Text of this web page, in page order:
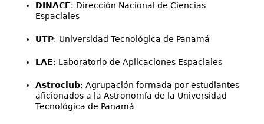
DINACE: Dirección Nacional de Ciencias
Espaciales
UTP: Universidad Tecnológica de Panamá
LAE: Laboratorio de Aplicaciones Espaciales
Astroclub: Agrupación formada por estudiantes
aficionados a la Astronomía de la Universidad
Tecnológica de Panamá